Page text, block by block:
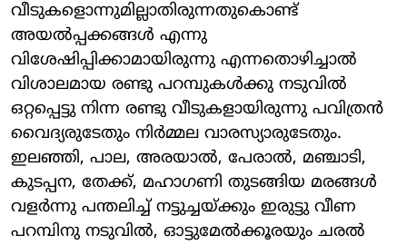
വീടുകളൊന്നുമില്ലാതിരുന്നതുകൊണ്ട്
അയല്‍പ്പക്കങ്ങള്‍ എന്നു
വിശേഷിപ്പിക്കാമായിരുന്നു എന്നതൊഴിച്ചാല്‍
വിശാലമായ രണ്ടു പറമ്പുകള്‍ക്കു നടുവില്‍
ഒറ്റപ്പെട്ടു നിന്ന രണ്ടു വീടുകളായിരുന്നു പവിത്രന്‍
വൈദ്യരുടേതും നിര്‍മ്മല വാരസ്യാരുടേതും.
ഇലഞ്ഞി, പാല, അരയാല്‍, പേരാല്‍, മഞ്ചാടി,
കുടപ്പന, തേക്ക്, മഹാഗണി തുടങ്ങിയ മരങ്ങള്‍
വളര്‍ന്നു പന്തലിച്ച് നട്ടുച്ചയ്ക്കും ഇരുട്ടു വീണ
പറമ്പിനു നടുവില്‍, ഓട്ടുമേല്‍ക്കൂരയും ചരല്‍